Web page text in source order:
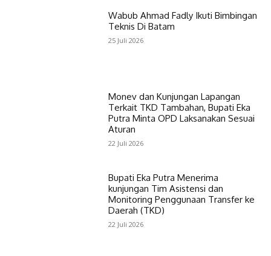
Wabub Ahmad Fadly Ikuti Bimbingan
Teknis Di Batam
25 Juli 2026
Monev dan Kunjungan Lapangan
Terkait TKD Tambahan, Bupati Eka
Putra Minta OPD Laksanakan Sesuai
Aturan
22 Juli 2026
Bupati Eka Putra Menerima
kunjungan Tim Asistensi dan
Monitoring Penggunaan Transfer ke
Daerah (TKD)
22 Juli 2026